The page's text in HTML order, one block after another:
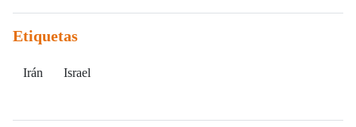
Etiquetas
Irán Israel